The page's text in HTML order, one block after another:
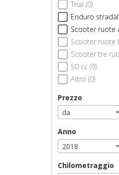
Trial (0)
Enduro
Scooter ruote
Scooter ruote
Scooter tre
50 cc (0)
Altro (0)
Prezzo
da
Anno
2018
Chilometraggio